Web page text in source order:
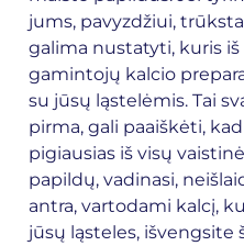
jums, pavyzdžiui,
galima nustatyti, kuris
gamintojų kalcio
su jūsų ląstelėmis. Tai
pirma, gali paaiškėti,
pigiausias iš visų
papildų, vadinasi,
antra, vartodami kalcį,
jūsų ląsteles, išvengsite